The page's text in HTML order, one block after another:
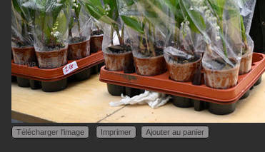
Télécharger l'image Imprimer Ajouter au panier